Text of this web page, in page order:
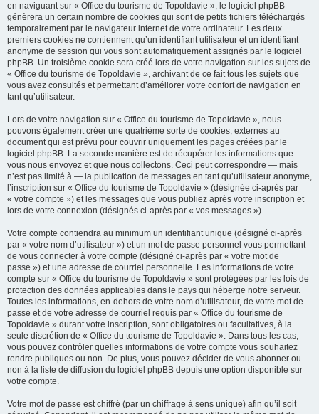
en naviguant sur « Office du tourisme de Topoldavie », le logiciel phpBB
génèrera un certain nombre de cookies qui sont de petits fichiers téléchargés
temporairement par le navigateur internet de votre ordinateur. Les deux
premiers cookies ne contiennent qu’un identifiant utilisateur et un identifiant
anonyme de session qui vous sont automatiquement assignés par le logiciel
phpBB. Un troisième cookie sera créé lors de votre navigation sur les sujets de
« Office du tourisme de Topoldavie », archivant de ce fait tous les sujets que
vous avez consultés et permettant d’améliorer votre confort de navigation en
tant qu’utilisateur.
Lors de votre navigation sur « Office du tourisme de Topoldavie », nous
pouvons également créer une quatrième sorte de cookies, externes au
document qui est prévu pour couvrir uniquement les pages créées par le
logiciel phpBB. La seconde manière est de récupérer les informations que
vous nous envoyez et que nous collectons. Ceci peut correspondre — mais
n’est pas limité à — la publication de messages en tant qu’utilisateur anonyme,
l’inscription sur « Office du tourisme de Topoldavie » (désignée ci-après par
« votre compte ») et les messages que vous publiez après votre inscription et
lors de votre connexion (désignés ci-après par « vos messages »).
Votre compte contiendra au minimum un identifiant unique (désigné ci-après
par « votre nom d’utilisateur ») et un mot de passe personnel vous permettant
de vous connecter à votre compte (désigné ci-après par « votre mot de
passe ») et une adresse de courriel personnelle. Les informations de votre
compte sur « Office du tourisme de Topoldavie » sont protégées par les lois de
protection des données applicables dans le pays qui héberge notre serveur.
Toutes les informations, en-dehors de votre nom d’utilisateur, de votre mot de
passe et de votre adresse de courriel requis par « Office du tourisme de
Topoldavie » durant votre inscription, sont obligatoires ou facultatives, à la
seule discrétion de « Office du tourisme de Topoldavie ». Dans tous les cas,
vous pouvez contrôler quelles informations de votre compte vous souhaitez
rendre publiques ou non. De plus, vous pouvez décider de vous abonner ou
non à la liste de diffusion du logiciel phpBB depuis une option disponible sur
votre compte.
Votre mot de passe est chiffré (par un chiffrage à sens unique) afin qu’il soit